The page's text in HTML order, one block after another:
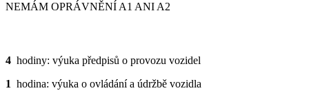
NEMÁM OPRÁVNĚNÍ A1 ANI A2
4 hodiny: výuka předpisů o provozu vozidel
1 hodina: výuka o ovládání a údržbě vozidla